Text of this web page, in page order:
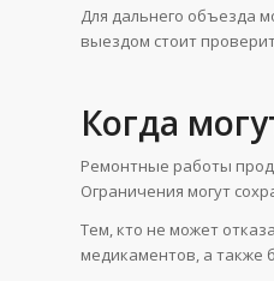
Для дальнего объезда
выездом стоит
Когда
Ремонтные работы
Ограничения могут
Тем, кто не может
медикаментов, а также